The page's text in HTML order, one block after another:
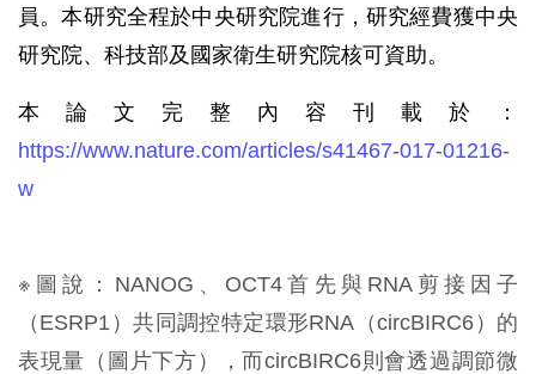
員。本研究全程於中央研究院進行，研究經費獲中央
研究院、科技部及國家衛生研究院核可資助。
本論文完整內容刊載於：
https://www.nature.com/articles/s41467-017-01216-
w
※圖說：NANOG、OCT4首先與RNA剪接因子
（ESRP1）共同調控特定環形RNA（circBIRC6）的
表現量（圖片下方），而circBIRC6則會透過調節微